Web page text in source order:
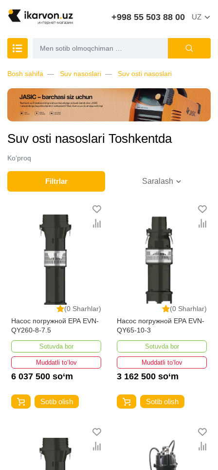
+998 55 503 88 00 UZ
Bosh sahifa Suv nasoslari Suv osti nasoslari
Suv osti nasoslari Toshkentda
Ko‘proq
Filtrlar Saralash
(0 Sharhlar)
Насос погружной EPA EVN-
QY260-8-7.5
Sotuvda bor
Muddatli to‘lov
6 037 500 so‘m
Sotib olish
(0 Sharhlar)
Насос погружной EPA EVN-
QY65-10-3
Sotuvda bor
Muddatli to‘lov
3 162 500 so‘m
Sotib olish